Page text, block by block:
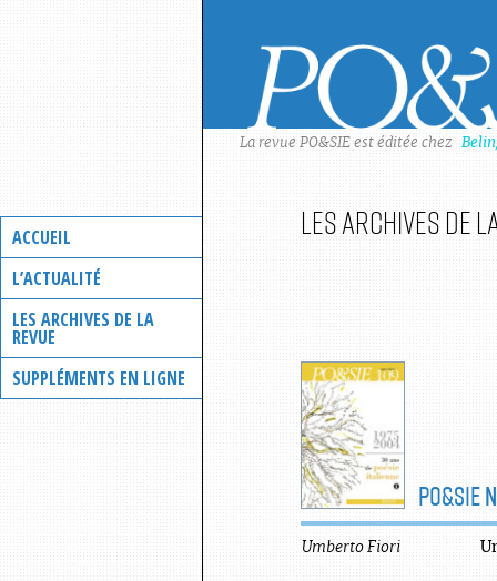
ACCUEIL
L’ACTUALITÉ
LES ARCHIVES DE LA
REVUE
SUPPLÉMENTS EN LIGNE
La revue PO&SIE est éditée chez
Les archives de
PO&SIE
Umberto Fiori